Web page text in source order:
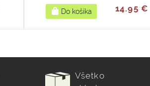
14.95 €
Všetko